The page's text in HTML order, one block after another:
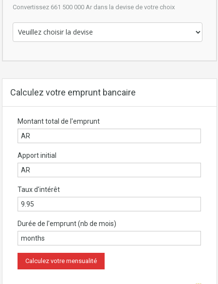
Convertissez 661 500 000 Ar dans la devise de votre choix
Calculez votre emprunt bancaire
Montant total de l'emprunt
Apport initial
Taux d'intérêt
Durée de l'emprunt (nb de mois)